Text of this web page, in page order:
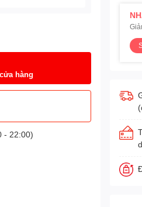
hàng
- 22:00)